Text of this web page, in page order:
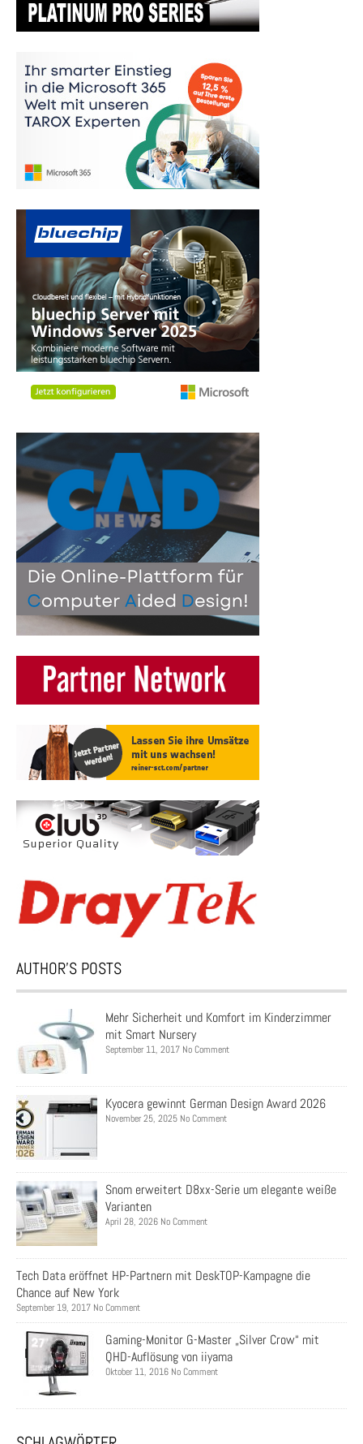
AUTHOR’S POSTS
Mehr Sicherheit und Komfort im Kinderzimmer
mit Smart Nursery
September 11, 2017 No Comment
Kyocera gewinnt German Design Award 2026
November 25, 2025 No Comment
Snom erweitert D8xx-Serie um elegante weiße
Varianten
April 28, 2026 No Comment
Tech Data eröffnet HP-Partnern mit DeskTOP-Kampagne die
Chance auf New York
September 19, 2017 No Comment
Gaming-Monitor G-Master „Silver Crow“ mit
QHD-Auflösung von iiyama
Oktober 11, 2016 No Comment